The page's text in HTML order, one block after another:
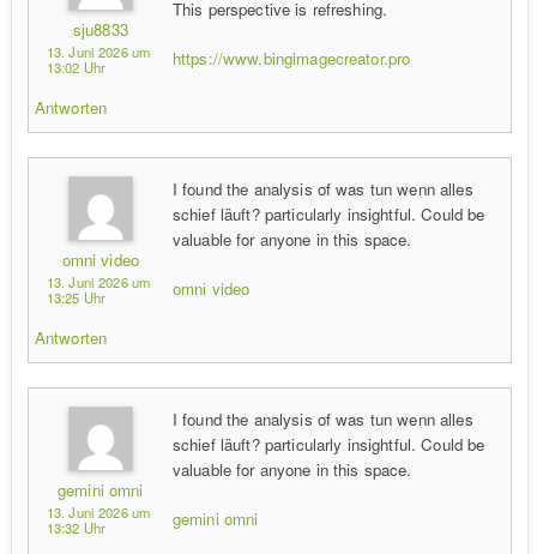
sju8833
13. Juni 2026 um
13:02 Uhr
This perspective is refreshing.
https://www.bingimagecreator.pro
Antworten
omni video
13. Juni 2026 um
13:25 Uhr
I found the analysis of was tun wenn alles
schief läuft? particularly insightful. Could be
valuable for anyone in this space.
omni video
Antworten
gemini omni
13. Juni 2026 um
13:32 Uhr
I found the analysis of was tun wenn alles
schief läuft? particularly insightful. Could be
valuable for anyone in this space.
gemini omni